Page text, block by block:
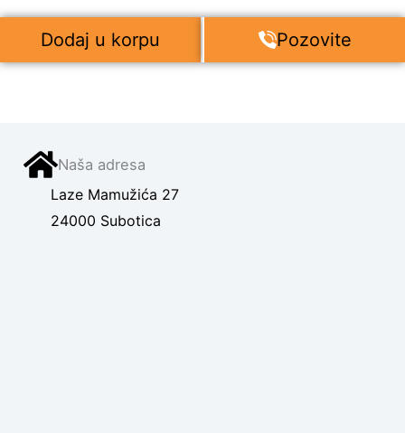
Dodaj u korpu Pozovite
Naša adresa
Laze Mamužića 27
24000 Subotica